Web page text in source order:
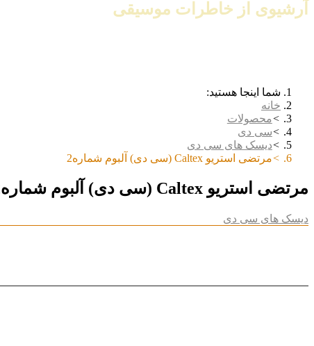
آرشیوی از خاطرات موسیقی
شما اینجا هستید:
خانه
محصولات
سی دی
دیسک های سی دی
مرتضی استریو Caltex (سی دی) آلبوم شماره2
مرتضی استریو Caltex (سی دی) آلبوم شماره2
دیسک های سی دی